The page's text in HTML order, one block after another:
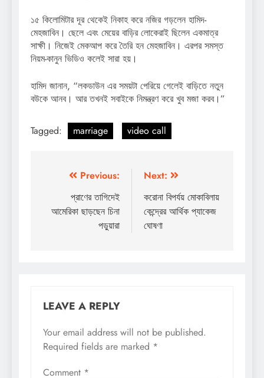
১৫ কিলোমিটার দূর থেকেই নিকাহ করে নজির গড়লেন হামিদ-
মেহজাবিন। ছেলে এবং মেয়ের বাড়ির লোকেরাই ছিলেন একমাত্র
সাক্ষী। নিজেই মেকআপ করে তৈরি হন মেহজাবিন। এরপর সমস্ত
নিয়ম-কানুন ভিডিও কলেই সারা হয়।
হামিদ জানান, “লকডাউন এর সময়টা পেরিয়ে গেলেই বাড়িতে নতুন
বউকে আনব। আর তখনই সবাইকে নিমন্ত্রণ করে খুব মজা করব।”
Tagged: marriage video call
navigation
Previous:
প্রাণের তাগিদেই
আমেরিকা ছাড়ছেন চিনা
পড়ুয়ারা
Next:
করোনা বিপর্যয় মোকাবিলায়
কেন্দ্রের আর্থিক প্যাকেজ
ঘোষণা
LEAVE A REPLY
Your email address will not be published.
Required fields are marked *
Comment *